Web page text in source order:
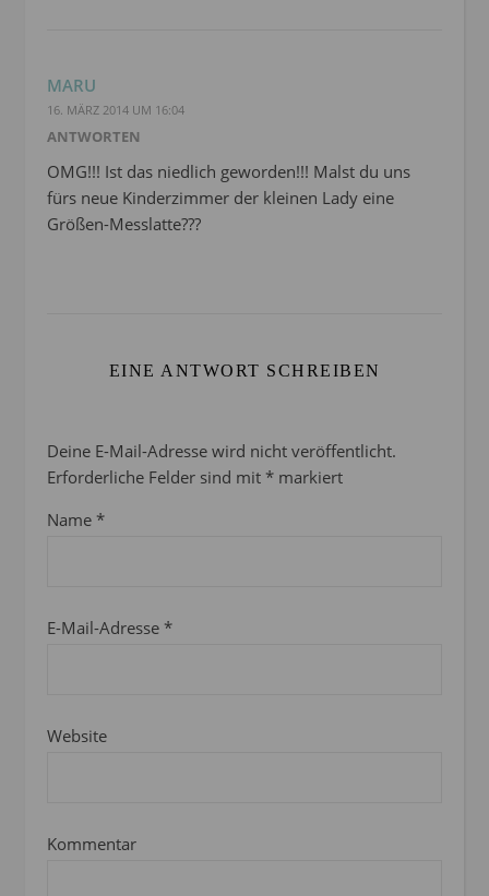
MARU
16. MÄRZ 2014 UM 16:04
ANTWORTEN
OMG!!! Ist das niedlich geworden!!! Malst du uns
fürs neue Kinderzimmer der kleinen Lady eine
Größen-Messlatte???
EINE ANTWORT SCHREIBEN
Deine E-Mail-Adresse wird nicht veröffentlicht.
Erforderliche Felder sind mit * markiert
Name *
E-Mail-Adresse *
Website
Kommentar